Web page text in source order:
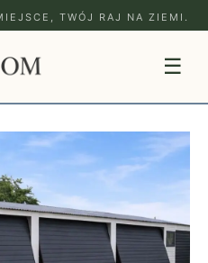
TWÓJ RAJ NA ZIEMI.
☰